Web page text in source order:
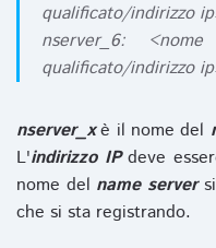
qualificato/indirizzo
nserver_6:
qualificato/indirizzo
nserver_xè il nome del
L'indirizzo IPdeve
nome del name server
che si sta registrando.